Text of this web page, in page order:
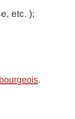
etc. );
.